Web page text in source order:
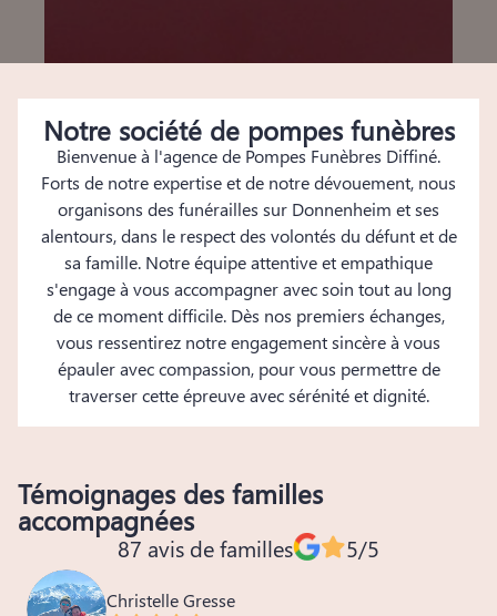
Notre société de pompes funèbres
Bienvenue à l'agence de Pompes Funèbres Diffiné.
Forts de notre expertise et de notre dévouement, nous
organisons des funérailles sur Donnenheim et ses
alentours, dans le respect des volontés du défunt et de
sa famille. Notre équipe attentive et empathique
s'engage à vous accompagner avec soin tout au long
de ce moment difficile. Dès nos premiers échanges,
vous ressentirez notre engagement sincère à vous
épauler avec compassion, pour vous permettre de
traverser cette épreuve avec sérénité et dignité.
Témoignages des familles
accompagnées
87 avis de familles 5/5
Christelle Gresse